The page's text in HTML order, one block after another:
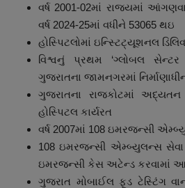
વર્ષ 2001-02માં રાજ્યમાં
વર્ષ 2024-25માં વધીને 53065 થઇ
હોસ્પિટલોમાં ઇન્સ્ટિટ્યૂશનલ
વિશ્વનું પ્રથમ ‘ગ્લોબલ સેન્ટર
ગુજરાતના જામનગરમાં
ગુજરાતના રાજકોટમાં અદ્યતન
હોસ્પિટલ કાર્યરત
વર્ષ 2007માં 108 ઇમરજન્સી
108 ઇમરજન્સી એમ્બ્યુલન્સ સેવા
ઇમરજન્સી કેસ અટેન્ડ કરવામાં
ગુજરાત મોબાઈલ ફૂડ ટેસ્ટિંગ